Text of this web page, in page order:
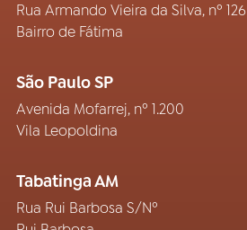
Rua Armando Vieira da Silva, nº 126
Bairro de Fátima
São Paulo SP
Avenida Mofarrej, nº 1.200
Vila Leopoldina
Tabatinga AM
Rua Rui Barbosa S/Nº